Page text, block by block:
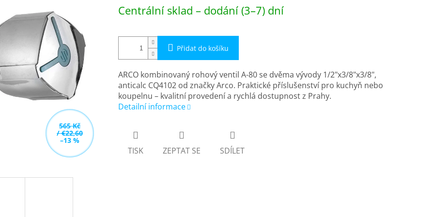
565 Kč
/ €22,60
–13 %
cena:
Centrální sklad – dodání (3–7) dní
Přidat do košíku
ARCO kombinovaný rohový ventil A-80 se dvěma vývody 1/2"x3/8"x3/8",
anticalc CQ4102 od značky Arco. Praktické příslušenství pro kuchyň nebo
koupelnu – kvalitní provedení a rychlá dostupnost z Prahy.
Detailní informace
TISK ZEPTAT SE SDÍLET